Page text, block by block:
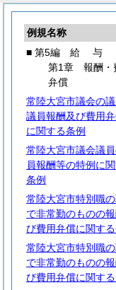
例規名称
■ 第5編 給 与
第1章 報酬・
弁償
常陸大宮市議会の
議員報酬及び費用
に関する条例
常陸大宮市議会議
員報酬等の特例に
条例
常陸大宮市特別職
で非常勤のものの
び費用弁償に関する
常陸大宮市特別職
で非常勤のものの
び費用弁償に関する